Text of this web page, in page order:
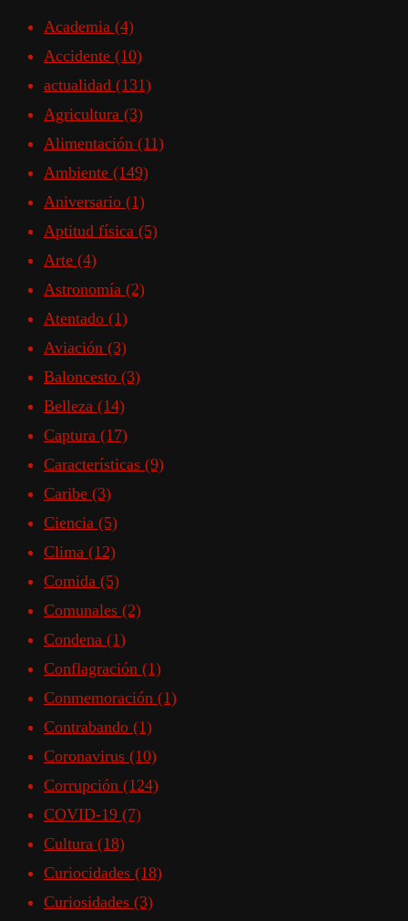
Academia (4)
Accidente (10)
actualidad (131)
Agricultura (3)
Alimentación (11)
Ambiente (149)
Aniversario (1)
Aptitud física (5)
Arte (4)
Astronomía (2)
Atentado (1)
Aviación (3)
Baloncesto (3)
Belleza (14)
Captura (17)
Características (9)
Caribe (3)
Ciencia (5)
Clima (12)
Comida (5)
Comunales (2)
Condena (1)
Conflagración (1)
Conmemoración (1)
Contrabando (1)
Coronavirus (10)
Corrupción (124)
COVID-19 (7)
Cultura (18)
Curiocidades (18)
Curiosidades (3)